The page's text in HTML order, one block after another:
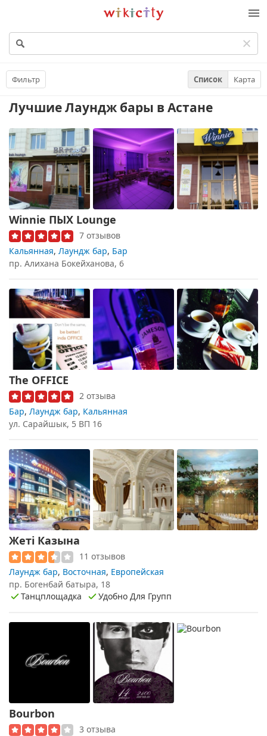
Викисити
Фильтр Список Карта
Лучшие Лаундж бары в Астане
Winnie ПЫХ Lounge
7 отзывов
Кальянная, Лаундж бар, Бар
пр. Алихана Бокейханова, 6
The OFFICE
2 отзыва
Бар, Лаундж бар, Кальянная
ул. Сарайшык, 5 ВП 16
Жетi Казына
11 отзывов
Лаундж бар, Восточная, Европейская
пр. Богенбай батыра, 18
Танцплощадка
Удобно Для Групп
Bourbon
3 отзыва